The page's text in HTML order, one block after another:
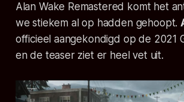
Alan Wake Remastered komt het
we stiekem al op hadden gehoopt.
officieel aangekondigd op de 2021
en de teaser ziet er heel vet uit.